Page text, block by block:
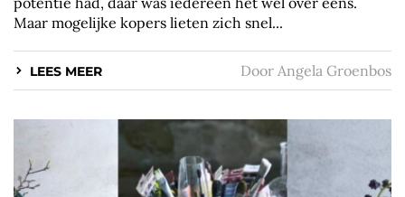
Maar mogelijke kopers lieten zich snel...
LEES MEER Door Angela Groenbos